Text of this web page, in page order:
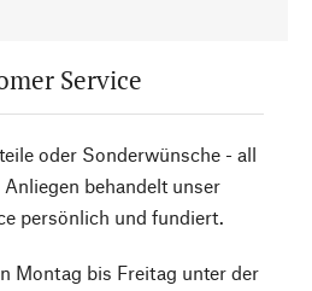
Service
oder Sonderwünsche - all
behandelt unser
persönlich und fundiert.
Montag bis Freitag unter der